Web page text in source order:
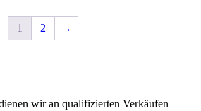
1 2 →
wir an qualifizierten Verkäufen